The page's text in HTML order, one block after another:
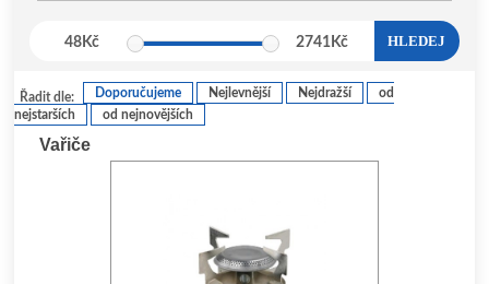
48Kč 2741 Kč HLEDEJ
Řadit dle: Doporučujeme Nejlevnější Nejdražší
od
nejstarších
od nejnovějších
Vařiče